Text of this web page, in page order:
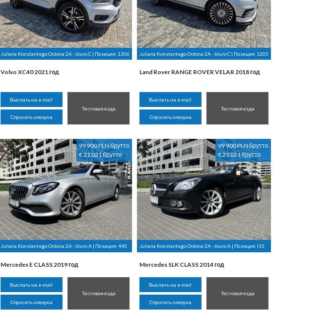
Juliana Konstantego Ordona 2A - biuro C | Позиция: 1306
Volvo XC40 2021 год
Выслать на e-mail
Спросить опекуна
Тестовая езда
Juliana Konstantego Ordona 2A - biuro C | Позиция: 1205
Land Rover RANGE ROVER VELAR 2018 год
Выслать на e-mail
Спросить опекуна
Тестовая езда
99 900 PLN брутто
€ 21 021 брутто
Juliana Konstantego Ordona 2A - biuro A | Позиция: 445
Mercedes E CLASS 2019 год
Выслать на e-mail
Спросить опекуна
Тестовая езда
99 900 PLN брутто
€ 21 021 брутто
Juliana Konstantego Ordona 2A - biuro A | Позиция: I15
Mercedes SLK CLASS 2014 год
Выслать на e-mail
Спросить опекуна
Тестовая езда